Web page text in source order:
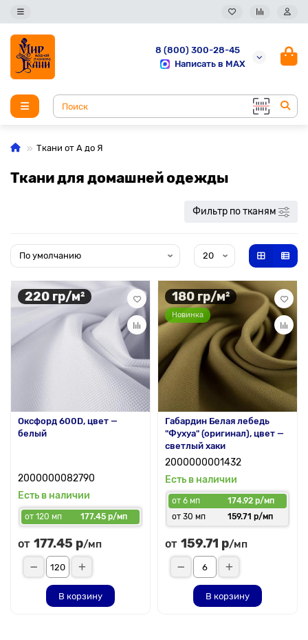
8 (800) 300-28-45
Написать в MAX
Ткани от А до Я
Ткани для домашней одежды
Фильтр по тканям
220 гр/м²
Оксфорд 600D, цвет —
белый
2000000082790
Есть в наличии
от 120 мп 177.45 р/мп
от 177.45 р/мп
В корзину
180 гр/м²
Новинка
Габардин Белая лебедь
"Фухуа" (оригинал), цвет —
светлый хаки
2000000001432
Есть в наличии
от 6 мп
174.92 р/мп
от 30 мп
159.71 р/мп
от 159.71 р/мп
В корзину